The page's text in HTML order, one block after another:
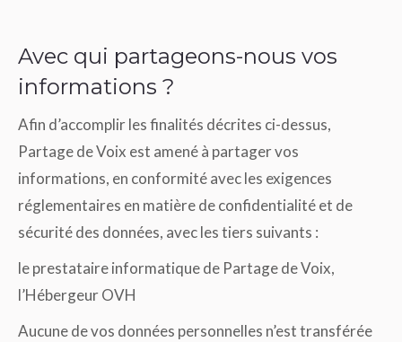
Avec qui partageons-nous vos
informations ?
Afin d’accomplir les finalités décrites ci-dessus,
Partage de Voix est amené à partager vos
informations, en conformité avec les exigences
réglementaires en matière de confidentialité et de
sécurité des données, avec les tiers suivants :
le prestataire informatique de Partage de Voix,
l’Hébergeur OVH
Aucune de vos données personnelles n’est transférée